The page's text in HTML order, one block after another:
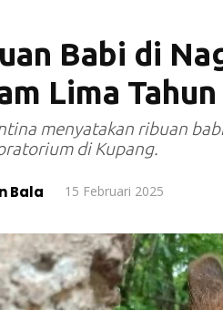
Babi di
Lima
menyatakan ribuan
di Kupang.
Bala 15 Februari 2025